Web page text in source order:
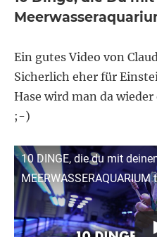
Ein gutes Video von
Sicherlich eher für
Hase wird man da
;-)
10 DINGE, die du mit